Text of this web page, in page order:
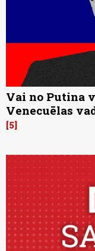
Vai no Putina
Venecuēlas
5